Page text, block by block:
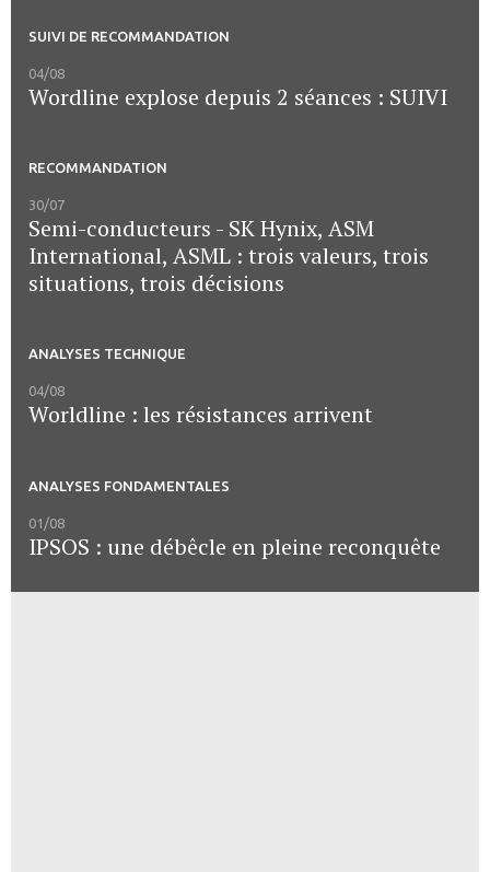
SUIVI DE RECOMMANDATION
04/08
Wordline explose depuis 2 séances : SUIVI
RECOMMANDATION
30/07
Semi-conducteurs - SK Hynix, ASM
International, ASML : trois valeurs, trois
situations, trois décisions
ANALYSES TECHNIQUE
04/08
Worldline : les résistances arrivent
ANALYSES FONDAMENTALES
01/08
IPSOS : une débêcle en pleine reconquête